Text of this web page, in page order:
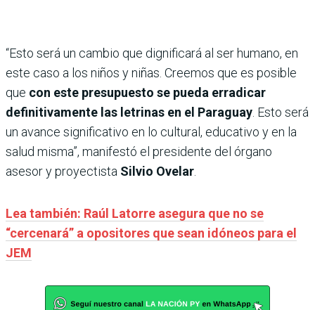
“Esto será un cambio que dignificará al ser humano, en
este caso a los niños y niñas. Creemos que es posible
que con este presupuesto se pueda erradicar
definitivamente las letrinas en el Paraguay . Esto será
un avance significativo en lo cultural, educativo y en la
salud misma”, manifestó el presidente del órgano
asesor y proyectista Silvio Ovelar
Lea también: Raúl Latorre asegura que no se
“cercenará” a opositores que sean idóneos para el
JEM